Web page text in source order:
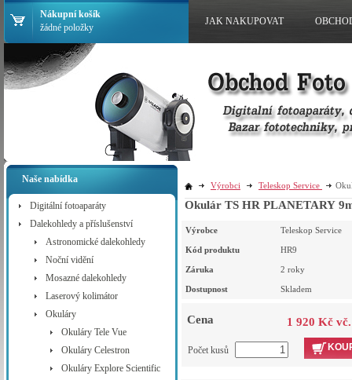
Naše nabídka
Digitální fotoaparáty
Dalekohledy a příslušenství
Astronomické dalekohledy
Noční vidění
Mosazné dalekohledy
Laserový kolimátor
Okuláry
Okuláry Tele Vue
Okuláry Celestron
Okuláry Explore Scientific
Výrobci Teleskop Service
Okulár TS HR PLANETARY
Výrobce Teleskop Service
Kód produktu HR9
Záruka 2 roky
Dostupnost Skladem
Cena 1 920 Kč
Počet kusů
Nákupní košík
žádné položky
JAK NAKUPOVAT